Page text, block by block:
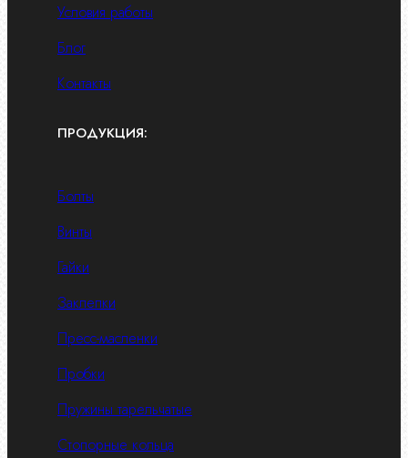
Условия работы
Блог
Контакты
ПРОДУКЦИЯ:
Болты
Винты
Гайки
Заклепки
Пресс-масленки
Пробки
Пружины тарельчатые
Стопорные кольца